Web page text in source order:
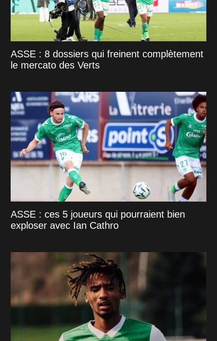
ASSE : 8 dossiers qui freinent complètement
le mercato des Verts
ASSE : ces 5 joueurs qui pourraient bien
exploser avec Ian Cathro